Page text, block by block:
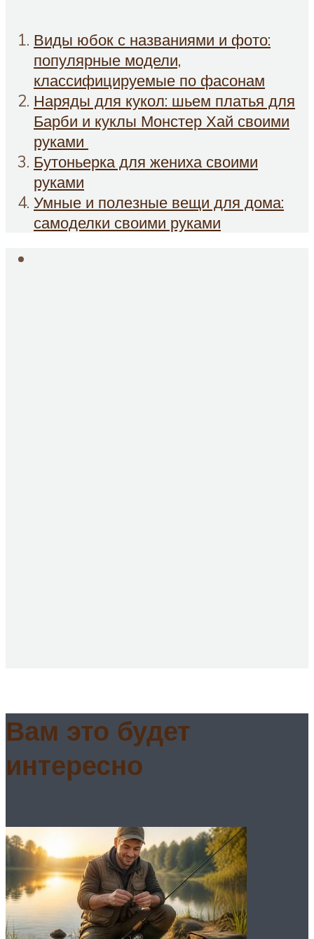
Виды юбок с названиями и фото:
популярные модели,
классифицируемые по фасонам
Наряды для кукол: шьем платья для
Барби и куклы Монстер Хай своими
руками
Бутоньерка для жениха своими
руками
Умные и полезные вещи для дома:
самоделки своими руками
Вам это будет
интересно